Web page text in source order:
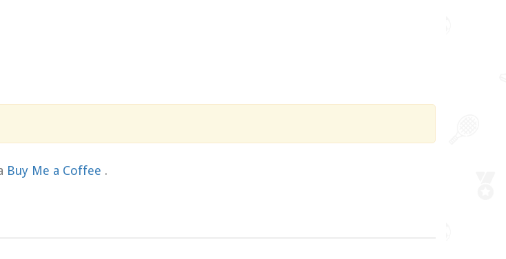
Buy Me a Coffee .